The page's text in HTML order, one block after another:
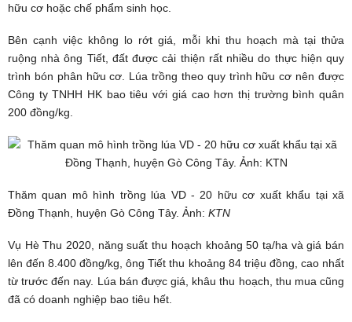
hữu cơ hoặc chế phẩm sinh học.
Bên cạnh việc không lo rớt giá, mỗi khi thu hoạch mà tại thửa
ruộng nhà ông Tiết, đất được cải thiện rất nhiều do thực hiện quy
trình bón phân hữu cơ. Lúa trồng theo quy trình hữu cơ nên được
Công ty TNHH HK bao tiêu với giá cao hơn thị trường bình quân
200 đồng/kg.
Thăm quan mô hình trồng lúa VD - 20 hữu cơ xuất khẩu tại xã
Đồng Thạnh, huyện Gò Công Tây. Ảnh: KTN
Vụ Hè Thu 2020, năng suất thu hoạch khoảng 50 tạ/ha và giá bán
lên đến 8.400 đồng/kg, ông Tiết thu khoảng 84 triệu đồng, cao nhất
từ trước đến nay. Lúa bán được giá, khâu thu hoạch, thu mua cũng
đã có doanh nghiệp bao tiêu hết.